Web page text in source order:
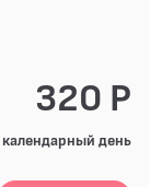
320 Р
календарный день